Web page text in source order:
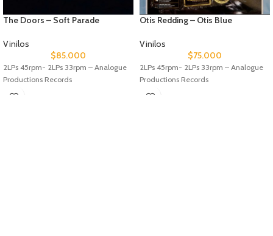
The Doors – Soft Parade
Vinilos
$85.000
2LPs 45rpm- 2LPs 33rpm – Analogue
Productions Records
Otis Redding – Otis Blue
Vinilos
$75.000
2LPs 45rpm- 2LPs 33rpm – Analogue
Productions Records